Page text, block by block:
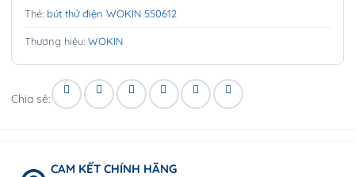
Thẻ: bút thử điện WOKIN 550612
Thương hiệu: WOKIN
Chia sẻ:
CAM KẾT CHÍNH HÃNG